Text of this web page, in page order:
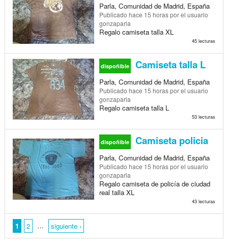
Parla, Comunidad de Madrid, España
Publicado hace 15 horaspor el usuario
gonzaparla
Regalo camiseta talla XL
45 lecturas
dispoñible Camiseta talla L
Parla, Comunidad de Madrid, España
Publicado hace 15 horaspor el usuario
gonzaparla
Regalo camiseta talla L
53 lecturas
dispoñible Camiseta policia
Parla, Comunidad de Madrid, España
Publicado hace 15 horaspor el usuario
gonzaparla
Regalo camiseta de policía de ciudad
real talla XL
43 lecturas
1 2 … siguiente ›